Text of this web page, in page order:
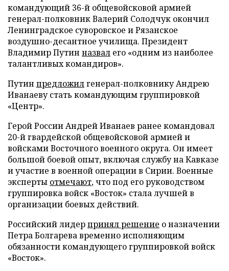
командующий 36-й общевойсковой армией
генерал-полковник Валерий Солодчук окончил
Ленинградское суворовское и Рязанское
воздушно-десантное училища. Президент
Владимир Путин назвал его «одним из наиболее
талантливых командиров».
Путин предложилгенерал-полковнику Андрею
Иванаеву стать командующим группировкой
«Центр».
Герой России Андрей Иванаев ранее командовал
20-й гвардейской общевойсковой армией и
войсками Восточного военного округа. Он имеет
большой боевой опыт, включая службу на Кавказе
и участие в военной операции в Сирии. Военные
эксперты отмечают, что под его руководством
группировка войск «Восток» стала лучшей в
организации боевых действий.
Российский лидерпринял решение о назначении
Петра Болгарева временно исполняющим
обязанности командующего группировкой войск
«Восток».